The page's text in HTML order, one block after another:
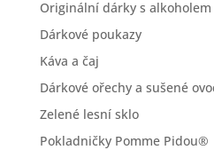
Originální dárky s alkoholem
Dárkové poukazy
Káva a čaj
Dárkové ořechy a sušené
Zelené lesní sklo
Pokladničky Pomme Pidou®